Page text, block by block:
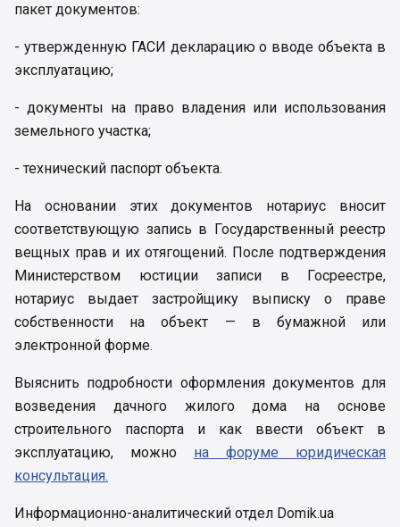
пакет документов:
- утвержденную ГАСИ декларацию о вводе объекта в
эксплуатацию;
- документы на право владения или использования
земельного участка;
- технический паспорт объекта.
На основании этих документов нотариус вносит
соответствующую запись в Государственный реестр
вещных прав и их отягощений. После подтверждения
Министерством юстиции записи в Госреестре,
нотариус выдает застройщику выписку о праве
собственности на объект — в бумажной или
электронной форме.
Выяснить подробности оформления документов для
возведения дачного жилого дома на основе
строительного паспорта и как ввести объект в
эксплуатацию, можно на форуме юридическая
консультация.
Информационно-аналитический отдел Domik.ua